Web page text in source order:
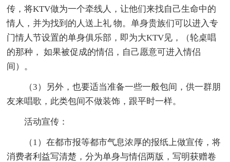
传，将KTV做为一个牵线人，让他们来找自己生命中的
情人，并为找到的人送上礼 物。单身贵族们可以进入专
门情人节设置的单身俱乐部，即为大KTV见，（轮桌唱
的那种， 如果被促成的情侣，自己愿意可进入情侣
间）。
（3）另外，也要适当准备一些一般包间，供一群朋
友来唱歌，此类包间不做装饰，跟平时一样。
活动宣传：
（1）在都市报等都市气息浓厚的报纸上做宣传，将
消费者利益写清楚，分为单身与情侣两版，写明获赠卷